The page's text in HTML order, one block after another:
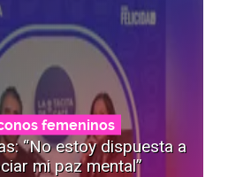
femeninos
“No estoy dispuesta a
mi paz mental”